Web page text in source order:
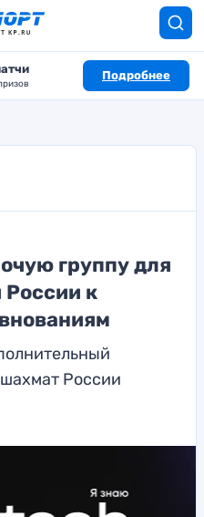
Подробнее
группу для
России к
России